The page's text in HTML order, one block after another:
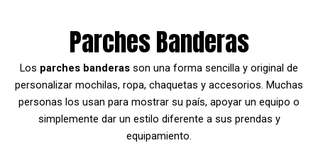
Parches Banderas
Los parches banderas son una forma sencilla y original de
personalizar mochilas, ropa, chaquetas y accesorios. Muchas
personas los usan para mostrar su país, apoyar un equipo o
simplemente dar un estilo diferente a sus prendas y
equipamiento.